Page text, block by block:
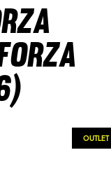
OUTLET